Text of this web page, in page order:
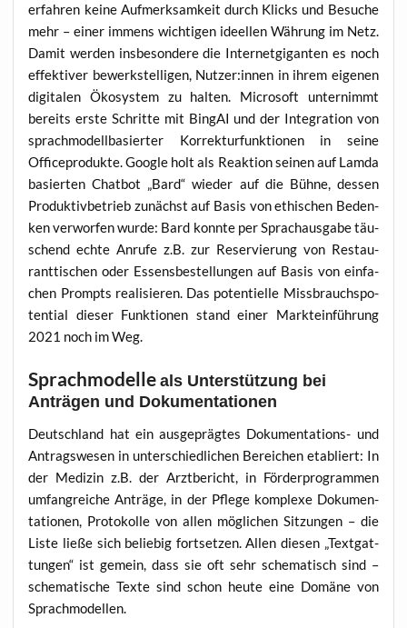
erfah­ren kei­ne Auf­merk­sam­keit durch Klicks und Besu­che
mehr – einer immens wich­ti­gen ideel­len Wäh­rung im Netz.
Damit wer­den ins­be­son­de­re die Inter­net­gi­gan­ten es noch
effek­ti­ver bewerk­stel­li­gen, Nutzer:innen in ihrem eige­nen
digi­ta­len Öko­sys­tem zu hal­ten. Micro­soft unter­nimmt
bereits ers­te Schrit­te mit Bing­AI und der Inte­gra­ti­on von
sprach­mo­dell­ba­sier­ter Kor­rek­tur­funk­tio­nen in sei­ne
Office­pro­duk­te. Goog­le holt als Reak­ti­on sei­nen auf Lam­da
basier­ten Chat­bot „Bard“ wie­der auf die Büh­ne, des­sen
Pro­duk­tiv­be­trieb zunächst auf Basis von ethi­schen Beden­
ken ver­wor­fen wur­de: Bard konn­te per Sprach­aus­ga­be täu­
schend ech­te Anru­fe z.B. zur Reser­vie­rung von Restau­
rant­ti­schen oder Essens­be­stel­lun­gen auf Basis von ein­fa­
chen Prompts rea­li­sie­ren. Das poten­ti­el­le Miss­brauchs­po­
ten­ti­al die­ser Funk­tio­nen stand einer Markt­ein­füh­rung
2021 noch im Weg.
Sprachmodelleals Unterstützung bei
Anträgen und Dokumentationen
Deutsch­land hat ein aus­ge­präg­tes Doku­men­ta­ti­ons- und
Antrags­we­sen in unter­schied­li­chen Berei­chen eta­bliert: In
der Medi­zin z.B. der Arzt­be­richt, in För­der­pro­gram­men
umfang­rei­che Anträ­ge, in der Pfle­ge kom­ple­xe Doku­men­
ta­tio­nen, Pro­to­kol­le von allen mög­li­chen Sit­zun­gen – die
Lis­te lie­ße sich belie­big fort­set­zen. Allen die­sen „Text­gat­
tun­gen“ ist gemein, dass sie oft sehr sche­ma­tisch sind –
sche­ma­ti­sche Tex­te sind schon heu­te eine Domä­ne von
Sprachmodellen.